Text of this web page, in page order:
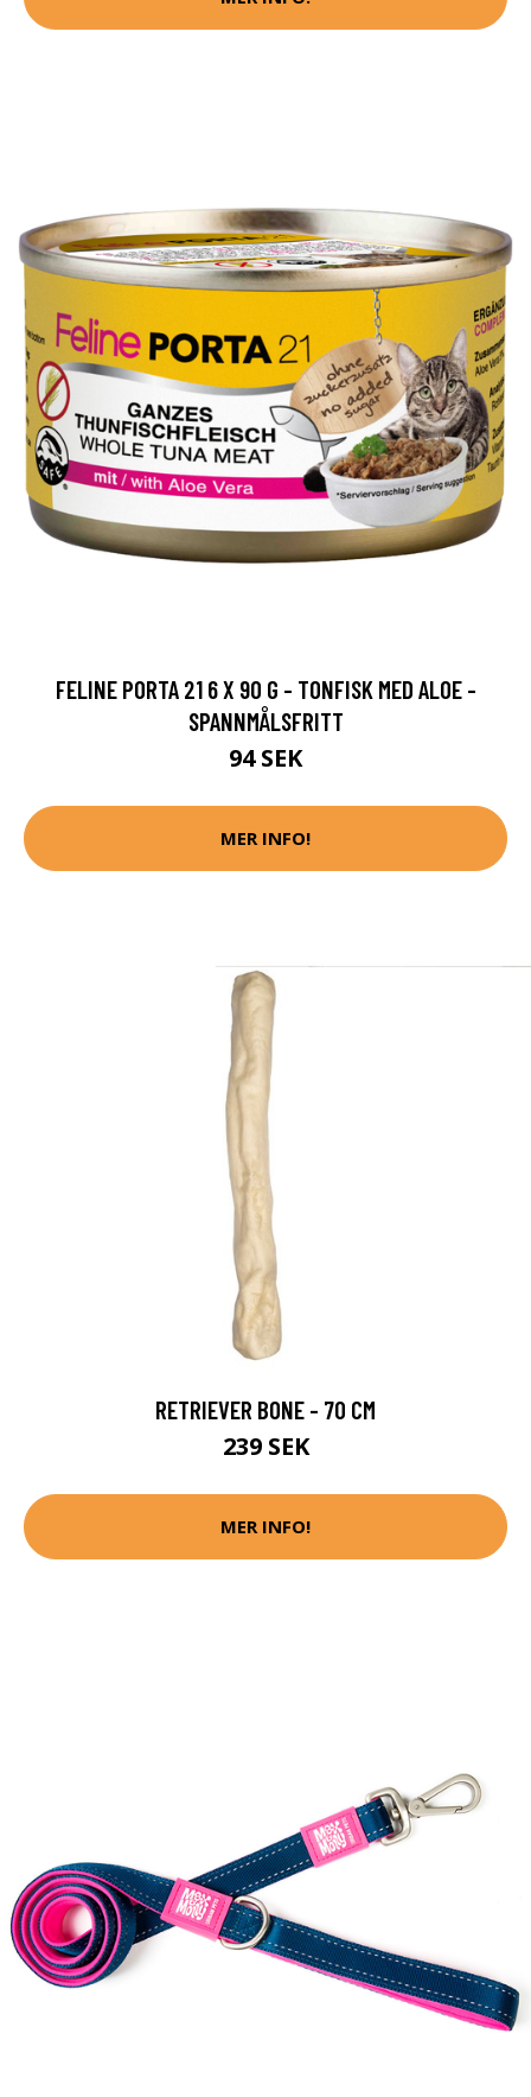
FELINE PORTA 21 6 X 90 G - TONFISK MED ALOE -
SPANNMÅLSFRITT
94 SEK
MER INFO!
RETRIEVER BONE - 70 CM
239 SEK
MER INFO!